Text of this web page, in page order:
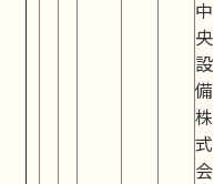
中
央
設
備
株
式
会